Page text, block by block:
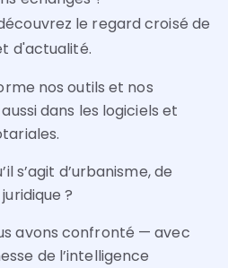
le regard croisé de
d'actualité.
nos outils et nos
dans les logiciels et
s’agit d’urbanisme, de
?
avons confronté — avec
de l’intelligence